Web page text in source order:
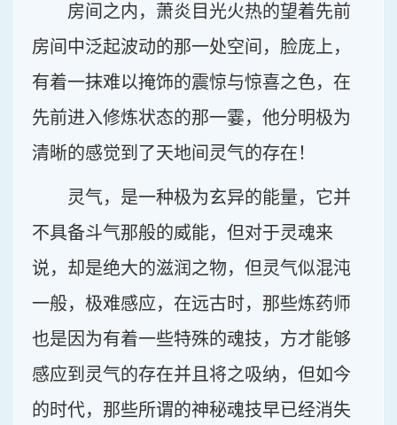
房间之内，萧炎目光火热的望着先前
房间中泛起波动的那一处空间，脸庞上，
有着一抹难以掩饰的震惊与惊喜之色，在
先前进入修炼状态的那一霎，他分明极为
清晰的感觉到了天地间灵气的存在！
灵气，是一种极为玄异的能量，它并
不具备斗气那般的威能，但对于灵魂来
说，却是绝大的滋润之物，但灵气似混沌
一般，极难感应，在远古时，那些炼药师
也是因为有着一些特殊的魂技，方才能够
感应到灵气的存在并且将之吸纳，但如今
的时代，那些所谓的神秘魂技早已经消失